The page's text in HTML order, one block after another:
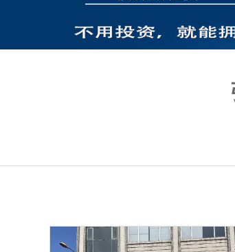
在户外活动中，电力保障是确保顺利进行的重要一环